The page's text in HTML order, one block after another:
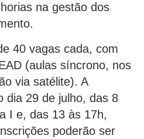
na gestão dos
40 vagas cada, com
(aulas síncrono, nos
via satélite). A
dia 29 de julho, das 8
I e, das 13 às 17h,
poderão ser